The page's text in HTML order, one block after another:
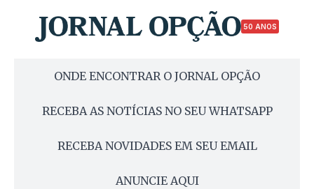
50 ANOS
ONDE ENCONTRAR O JORNAL OPÇÃO
RECEBA AS NOTÍCIAS NO SEU WHATSAPP
RECEBA NOVIDADES EM SEU EMAIL
ANUNCIE AQUI